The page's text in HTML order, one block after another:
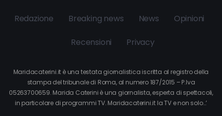
Redazione Breaking news News Opinioni
Recensioni Privacy
Maridacaterini.it è una testata giornalistica iscritta al registro della
stampa del tribunale di Roma, al numero 187/2015 – P.Iva
05263700659. Marida Caterini è una giornalista, esperta di spettacoli,
in particolare di programmi TV. Maridacaterini.it la TV e non solo…’